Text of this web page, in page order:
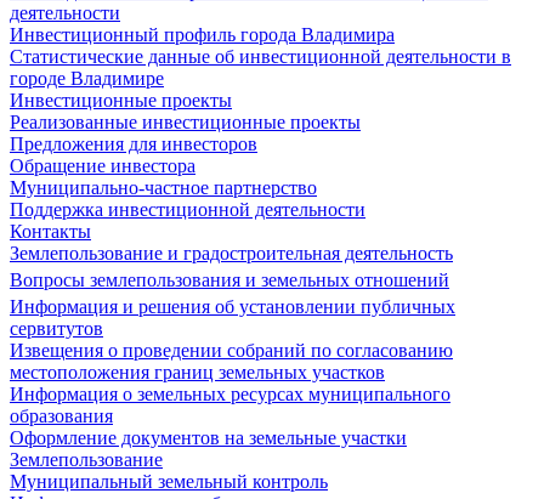
деятельности
Инвестиционный профиль города Владимира
Статистические данные об инвестиционной деятельности в
городе Владимире
Инвестиционные проекты
Реализованные инвестиционные проекты
Предложения для инвесторов
Обращение инвестора
Муниципально-частное партнерство
Поддержка инвестиционной деятельности
Контакты
Землепользование и градостроительная деятельность
Вопросы землепользования и земельных отношений
Информация и решения об установлении публичных
сервитутов
Извещения о проведении собраний по согласованию
местоположения границ земельных участков
Информация о земельных ресурсах муниципального
образования
Оформление документов на земельные участки
Землепользование
Муниципальный земельный контроль